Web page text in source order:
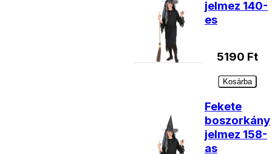
jelmez 140-
es
5190 Ft
Kosárba
Fekete
boszorkány
jelmez 158-
as